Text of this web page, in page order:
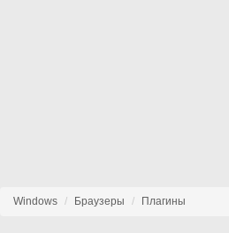
Windows Браузеры Плагины